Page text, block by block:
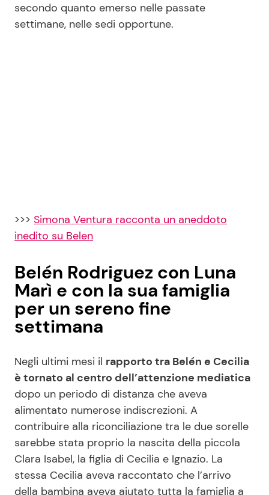
secondo quanto emerso nelle passate
settimane, nelle sedi opportune.
>>> Simona Ventura racconta un aneddoto
inedito su Belen
Belén Rodriguez con Luna
Marì e con la sua famiglia
per un sereno fine
settimana
Negli ultimi mesi il rapporto tra Belén e Cecilia
è tornato al centro dell’attenzione mediatica
dopo un periodo di distanza che aveva
alimentato numerose indiscrezioni. A
contribuire alla riconciliazione tra le due sorelle
sarebbe stata proprio la nascita della piccola
Clara Isabel, la figlia di Cecilia e Ignazio. La
stessa Cecilia aveva raccontato che l’arrivo
della bambina aveva aiutato tutta la famiglia a